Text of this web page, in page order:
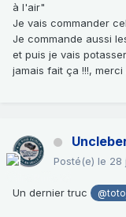
à l'air"
Je vais commander
Je commande aussi
et puis je vais
jamais fait ça !!!, merci
Posté(e) le 28
Un dernier truc